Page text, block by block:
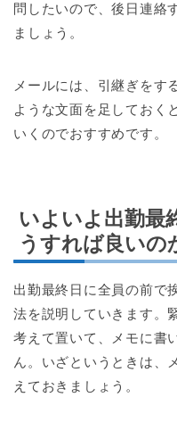
問したいので、後日連絡
ましょう。
メールには、引継ぎをす
ような文面を足しておく
いくのでおすすめです。
いよいよ出勤最
うすれば良いの
出勤最終日に全員の前で
法を説明していきます。
考えて置いて、メモに書
ん。いざというときは、
えておきましょう。